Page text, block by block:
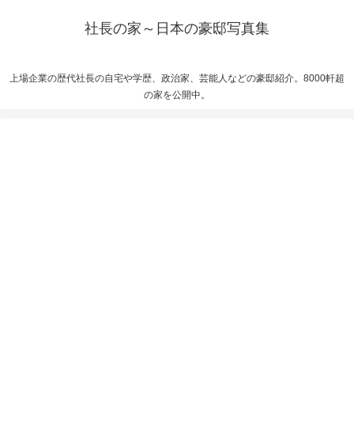
社長の家～日本の豪邸写真集
上場企業の歴代社長の自宅や学歴、政治家、芸能人などの豪邸紹介。8000軒超
の家を公開中。